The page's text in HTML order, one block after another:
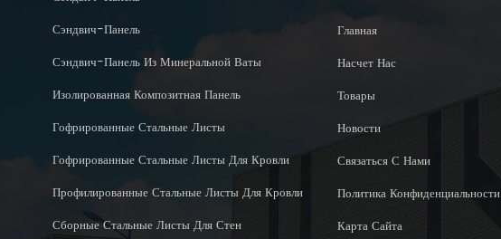
Сэндвич-Панель
Сэндвич-Панель Из Минеральной Ваты
Изолированная Композитная Панель
Гофрированные Стальные Листы
Гофрированные Стальные Листы Для Кровли
Профилированные Стальные Листы Для Кровли
Сборные Стальные Листы Для Стен
Главная
Насчет Нас
Товары
Новости
Связаться С Нами
Политика Конфиденциальности
Карта Сайта